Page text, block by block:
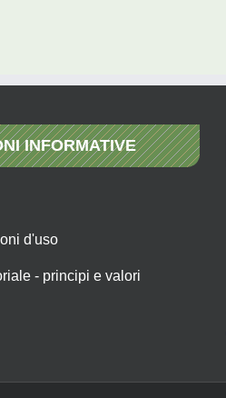
INFORMATIVE
d'uso
- principi e valori